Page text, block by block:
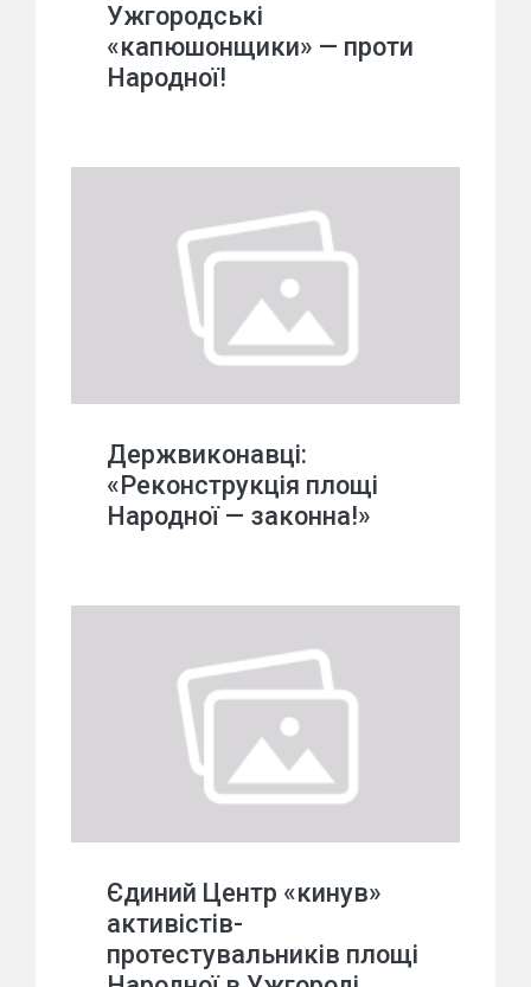
Ужгородські
«капюшонщики» — проти
Народної!
Держвиконавці:
«Реконструкція площі
Народної — законна!»
Єдиний Центр «кинув»
активістів-
протестувальників площі